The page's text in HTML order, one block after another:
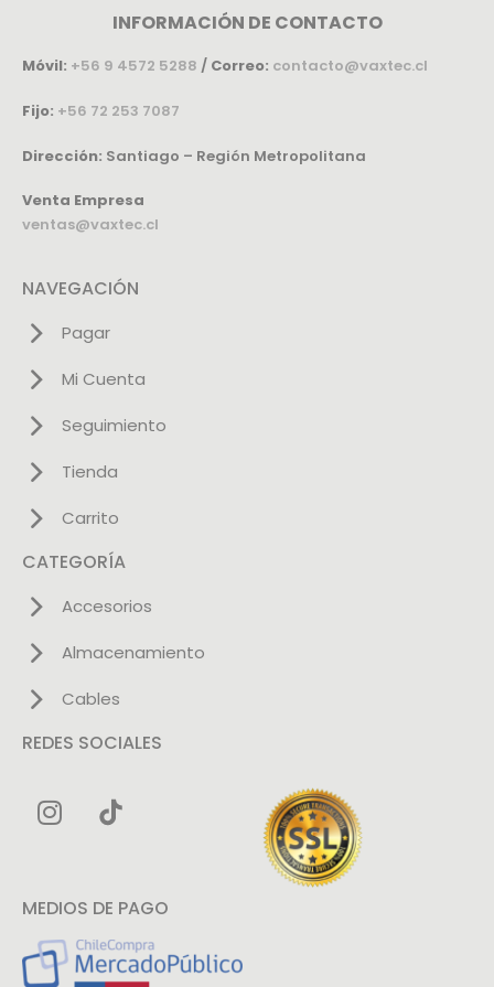
INFORMACIÓN DE CONTACTO
Móvil: +56 9 4572 5288 / Correo: contacto@vaxtec.cl
Fijo: +56 72 253 7087
Dirección: Santiago – Región Metropolitana
Venta Empresa
ventas@vaxtec.cl
NAVEGACIÓN
Pagar
Mi Cuenta
Seguimiento
Tienda
Carrito
CATEGORÍA
Accesorios
Almacenamiento
Cables
REDES SOCIALES
MEDIOS DE PAGO